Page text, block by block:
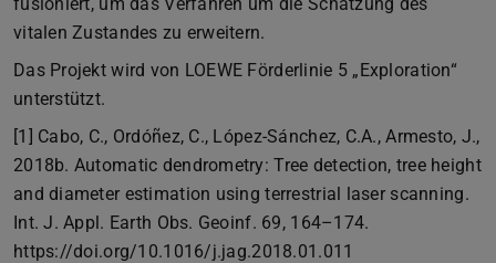
vitalen Zustandes zu erweitern.
Das Projekt wird von LOEWE Förderlinie 5 „Exploration“
unterstützt.
[1] Cabo, C., Ordóñez, C., López-Sánchez, C.A., Armesto, J.,
2018b. Automatic dendrometry: Tree detection, tree height
and diameter estimation using terrestrial laser scanning.
Int. J. Appl. Earth Obs. Geoinf. 69, 164–174.
https://doi.org/10.1016/j.jag.2018.01.011